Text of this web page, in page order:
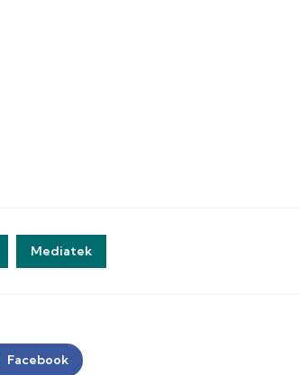
Mediatek
Facebook